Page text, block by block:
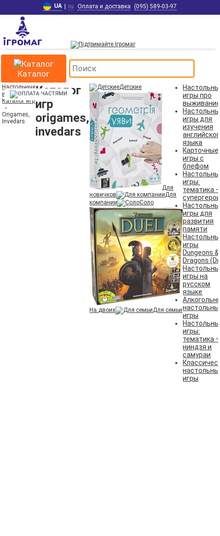
UA | ru Оплата и доставка (095) 589-03-97
Каталог
Настольные
игры
Каталог игр
Origames,
Invedars
Каталог
игр
origames,
invedars
Детские
Для
новичков
Для
компании
Соло
На двоих Для семьи
игры про
игры для
изучения
языка
Карточные
игры с
блефом
игры:
тематика –
игры для
развития
памяти
игры
Dungeons &
Dragons
игры на
русском
языке
игры
игры:
тематика –
ниндзя и
самураи
игры